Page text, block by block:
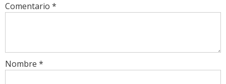
Comentario *
Nombre *